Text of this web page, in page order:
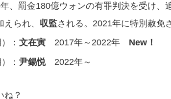
、罰金180億ウォンの有罪判決を受け、
られ、 収監される。2021年に特別赦免
： 文在寅2017年～2022年 New！
： 尹錫悦2022年～
ね？